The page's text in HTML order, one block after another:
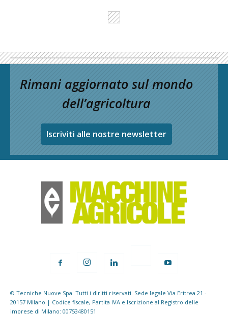
Rimani aggiornato sul mondo
dell’agricoltura
Iscriviti alle nostre newsletter
© Tecniche Nuove Spa. Tutti i diritti riservati. Sede legale Via Eritrea 21 -
20157 Milano | Codice fiscale, Partita IVA e Iscrizione al Registro delle
imprese di Milano: 00753480151